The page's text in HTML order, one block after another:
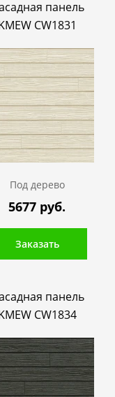
панель
CW1831
Под дерево
5677 руб.
Заказать
панель
CW1834